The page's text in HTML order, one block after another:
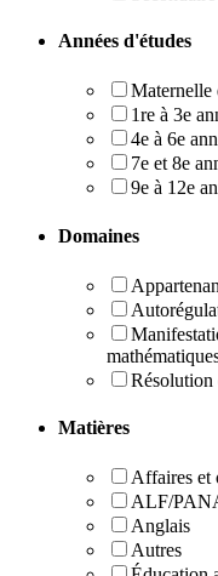
Années d'études
Maternelle
1re à 3e
4e à 6e
7e et 8e
9e à 12e
Domaines
Résolution
Matières
Affaires et
ALF/
Anglais
Autres